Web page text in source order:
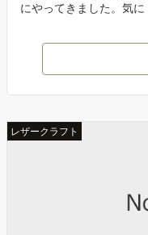
にやってきました。気に
レザークラフト